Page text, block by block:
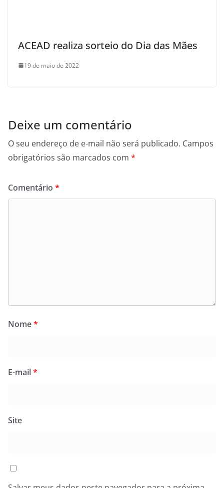
ACEAD realiza sorteio do Dia das Mães
19 de maio de 2022
Deixe um comentário
O seu endereço de e-mail não será publicado. Campos
obrigatórios são marcados com *
Comentário *
Nome*
E-mail*
Site